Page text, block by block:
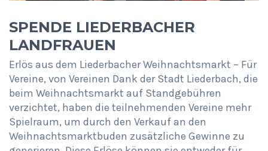
SPENDE LIEDERBACHER
LANDFRAUEN
Erlös aus dem Liederbacher Weihnachtsmarkt – Für
Vereine, von Vereinen Dank der Stadt Liederbach, die
beim Weihnachtsmarkt auf Standgebühren
verzichtet, haben die teilnehmenden Vereine mehr
Spielraum, um durch den Verkauf an den
Weihnachtsmarktbuden zusätzliche Gewinne zu